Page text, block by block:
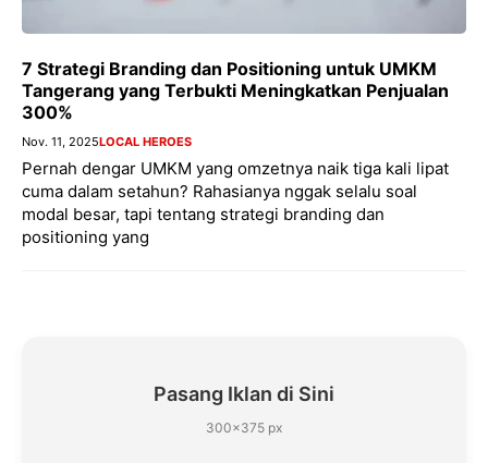
7 Strategi Branding dan Positioning untuk UMKM
Tangerang yang Terbukti Meningkatkan Penjualan
300%
Nov. 11, 2025LOCAL HEROES
Pernah dengar UMKM yang omzetnya naik tiga kali lipat
cuma dalam setahun? Rahasianya nggak selalu soal
modal besar, tapi tentang strategi branding dan
positioning yang
Pasang Iklan di Sini
300×375 px